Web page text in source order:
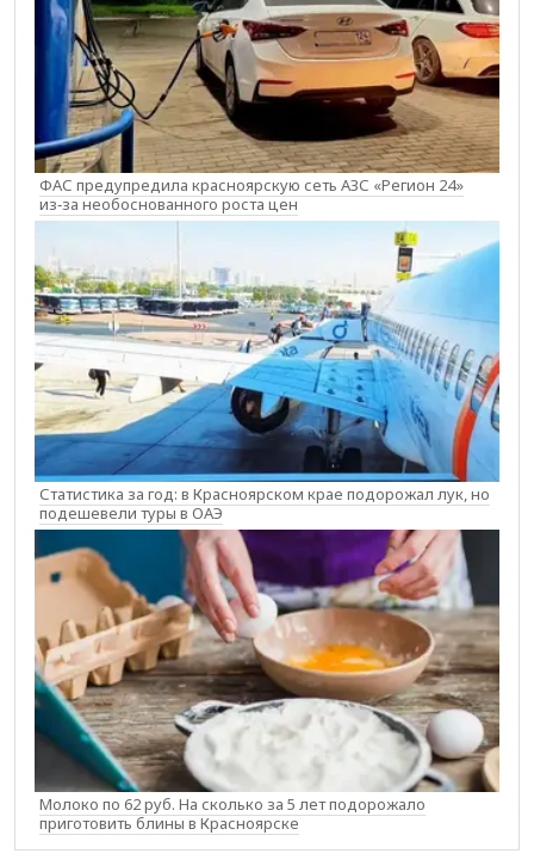
ФАС предупредила красноярскую сеть АЗС «Регион 24»
из‑за необоснованного роста цен
Статистика за год: в Красноярском крае подорожал лук, но
подешевели туры в ОАЭ
Молоко по 62 руб. На сколько за 5 лет подорожало
приготовить блины в Красноярске